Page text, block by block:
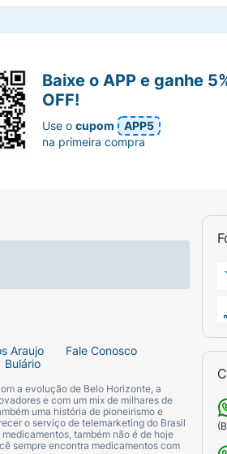
Araujo
Fale Conosco
Bulário
a evolução de Belo Horizonte, a
e com um mix de milhares de
uma história de pioneirismo e
o serviço de telemarketing do Brasil
também não é de hoje
sempre encontra medicamentos com
Baixe o APP e ganhe
OFF!
Use ocupom
APP5
na primeira compra